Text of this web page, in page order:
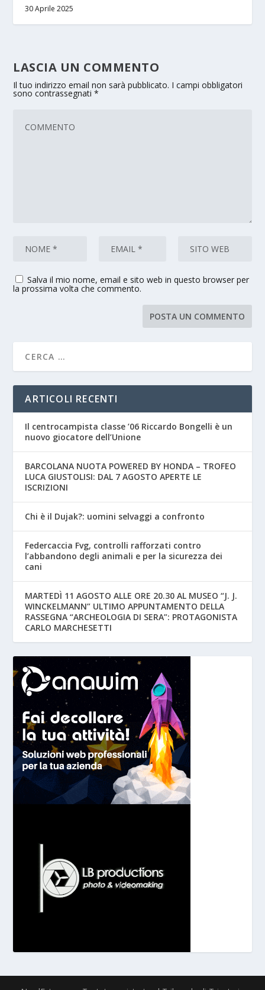
30 Aprile 2025
LASCIA UN COMMENTO
Il tuo indirizzo email non sarà pubblicato. I campi obbligatori
sono contrassegnati*
Salva il mio nome, email e sito web in questo browser per
la prossima volta che commento.
ARTICOLI RECENTI
Il centrocampista classe ’06 Riccardo Bongelli è un
nuovo giocatore dell’Unione
BARCOLANA NUOTA POWERED BY HONDA – TROFEO
LUCA GIUSTOLISI: DAL 7 AGOSTO APERTE LE
ISCRIZIONI
Chi è il Dujak?: uomini selvaggi a confronto
Federcaccia Fvg, controlli rafforzati contro
l’abbandono degli animali e per la sicurezza dei
cani
MARTEDÌ 11 AGOSTO ALLE ORE 20.30 AL MUSEO “J. J.
WINCKELMANN” ULTIMO APPUNTAMENTO DELLA
RASSEGNA “ARCHEOLOGIA DI SERA”: PROTAGONISTA
CARLO MARCHESETTI